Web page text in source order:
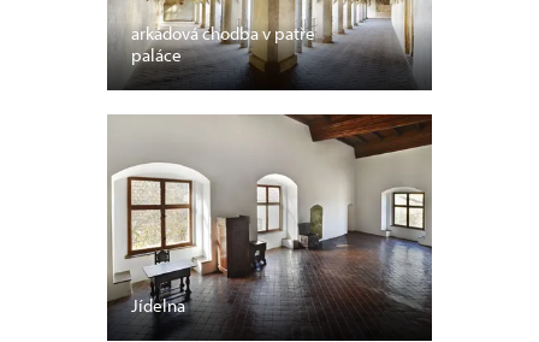
arkádová chodba v patře
paláce
Jídelna